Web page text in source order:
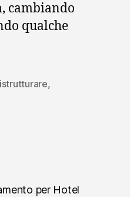
cambiando
qualche
,
per Hotel